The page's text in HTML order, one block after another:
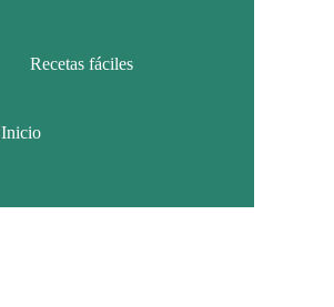
Recetas fáciles
Inicio